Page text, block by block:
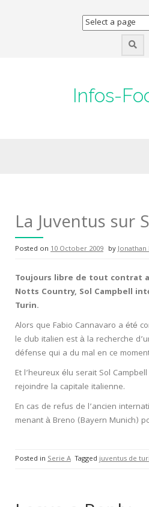
Infos-
La Juventus sur
Posted on 10 October 2009 by
Toujours libre de tout contrat
Notts Country, Sol Campbell
Turin.
Alors que Fabio Cannavaro a été
le club italien est à la recherche
défense qui a du mal en ce
Et l’heureux élu serait Sol
rejoindre la capitale italienne.
En cas de refus de l’ancien
menant à Breno (Bayern Munich)
Posted in Serie A Taggedjuventus de